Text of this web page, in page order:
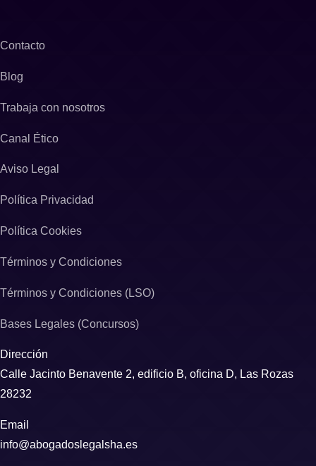
Contacto
Blog
Trabaja con nosotros
Canal Ético
Aviso Legal
Política Privacidad
Política Cookies
Términos y Condiciones
Términos y Condiciones (LSO)
Bases Legales (Concursos)
Dirección
Calle Jacinto Benavente 2, edificio B, oficina D, Las Rozas
28232
Email
info@abogadoslegalsha.es